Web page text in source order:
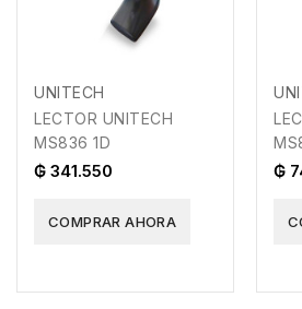
UNITECH
LECTOR UNITECH
MS836 1D
₲ 341.550
COMPRAR AHORA
₲